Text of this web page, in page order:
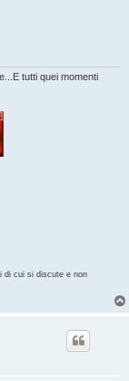
tutti quei momenti
di cui si discute e non